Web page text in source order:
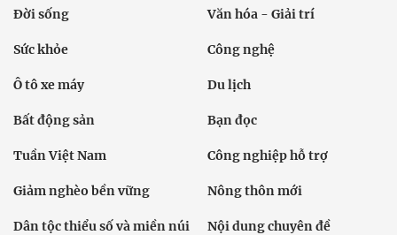
Đời sống Văn hóa - Giải trí
Sức khỏe Công nghệ
Ô tô xe máy Du lịch
Bất động sản Bạn đọc
Tuần Việt Nam Công nghiệp hỗ trợ
Giảm nghèo bền vững Nông thôn mới
Dân tộc thiểu số và miền núi Nội dung chuyên đề